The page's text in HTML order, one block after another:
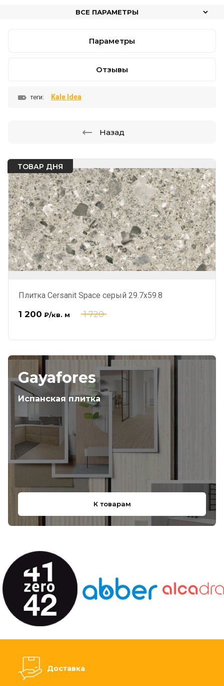
ТОВАР ДНЯ
Плитка Cersanit Space серый 29.7x59.8
1 720
1 200 ₽/кв. м
Gayafores
Испанская плитка
К товарам
ВСЕ ПАРАМЕТРЫ
Параметры
Отзывы
теги: Kale Idea
Назад
Доставка